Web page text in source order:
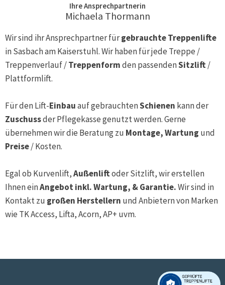
Ihre Ansprechpartnerin
Michaela Thormann
Wir sind ihr Ansprechpartner fürgebrauchte Treppenlifte
inSasbach am Kaiserstuhl. Wir haben für jede Treppe /
Treppenverlauf /Treppenformden passendenSitzlift/
Plattformlift.
Für den Lift-Einbauauf gebrauchtenSchienen kann der
Zuschussder Pflegekasse genutzt werden. Gerne
übernehmen wir die Beratung zu Montage, Wartung und
Preise/ Kosten.
Egal ob Kurvenlift,Außenliftoder Sitzlift, wir erstellen
Ihnen einAngebot inkl. Wartung, & Garantie.Wir sind in
Kontakt zu großen Herstellern und Anbietern von Marken
wie TK Access, Lifta, Acorn, AP+ uvm.